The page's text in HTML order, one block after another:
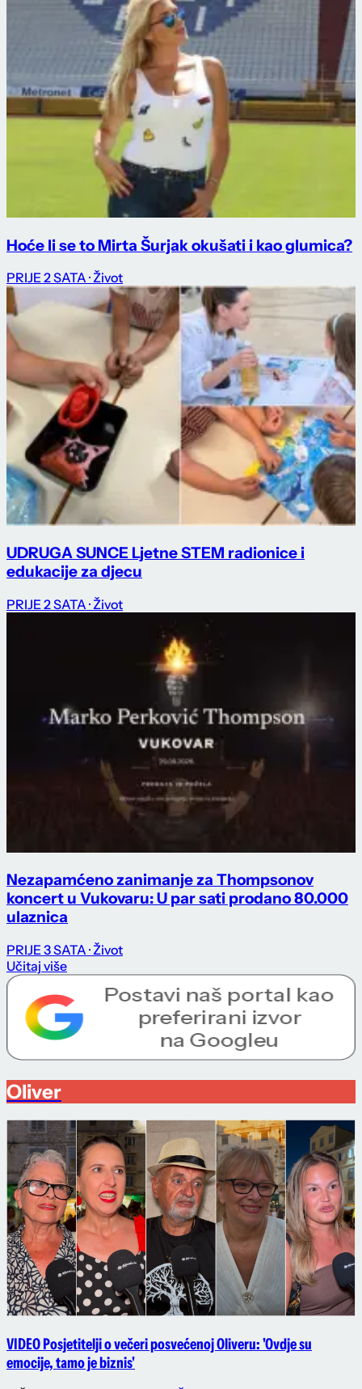
Hoće li se to Mirta Šurjak okušati i kao glumica?
PRIJE 2 SATA · Život
UDRUGA SUNCE Ljetne STEM radionice i
edukacije za djecu
PRIJE 2 SATA · Život
Nezapamćeno zanimanje za Thompsonov
koncert u Vukovaru: U par sati prodano 80.000
ulaznica
PRIJE 3 SATA · Život
Učitaj više
Oliver
VIDEO Posjetitelji o večeri posvećenoj Oliveru: 'Ovdje su
emocije, tamo je biznis'